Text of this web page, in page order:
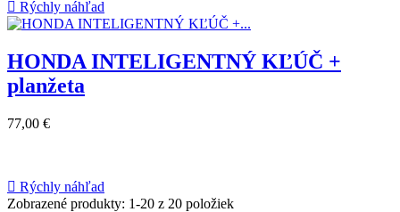
 Rýchly náhľad
HONDA INTELIGENTNÝ KĽÚČ +
planžeta
77,00 €
 Rýchly náhľad
Zobrazené produkty: 1-20 z 20 položiek